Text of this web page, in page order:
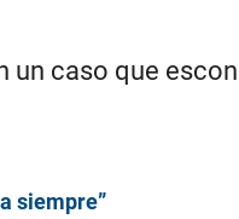
un caso que
siempre”